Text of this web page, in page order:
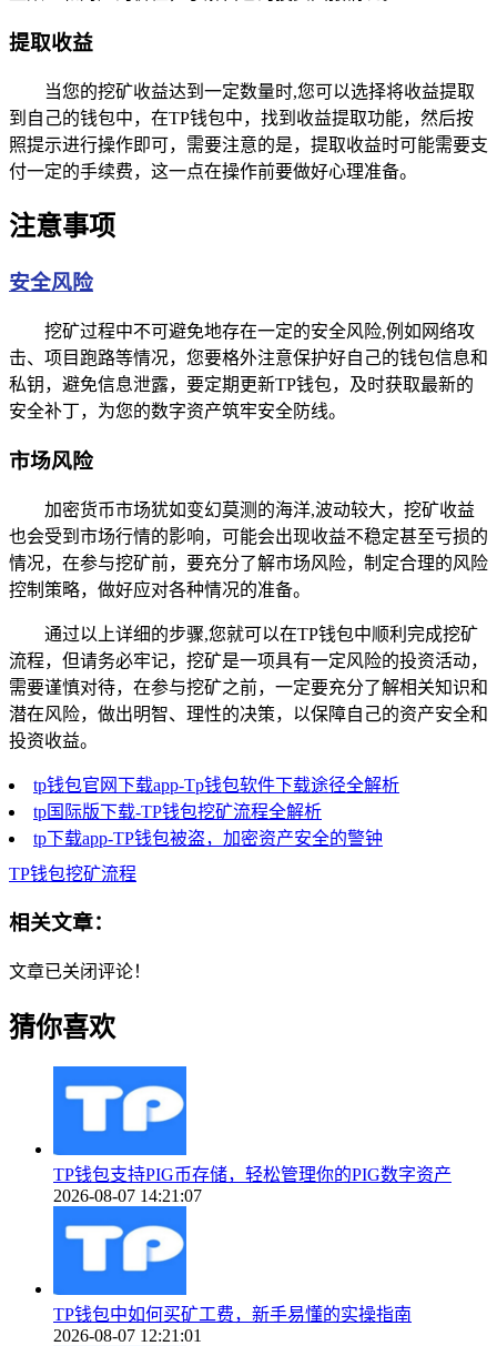
提取收益
当您的挖矿收益达到一定数量时,您可以选择将收益提取
到自己的钱包中，在TP钱包中，找到收益提取功能，然后按
照提示进行操作即可，需要注意的是，提取收益时可能需要支
付一定的手续费，这一点在操作前要做好心理准备。
注意事项
安全风险
挖矿过程中不可避免地存在一定的安全风险,例如网络攻
击、项目跑路等情况，您要格外注意保护好自己的钱包信息和
私钥，避免信息泄露，要定期更新TP钱包，及时获取最新的
安全补丁，为您的数字资产筑牢安全防线。
市场风险
加密货币市场犹如变幻莫测的海洋,波动较大，挖矿收益
也会受到市场行情的影响，可能会出现收益不稳定甚至亏损的
情况，在参与挖矿前，要充分了解市场风险，制定合理的风险
控制策略，做好应对各种情况的准备。
通过以上详细的步骤,您就可以在TP钱包中顺利完成挖矿
流程，但请务必牢记，挖矿是一项具有一定风险的投资活动，
需要谨慎对待，在参与挖矿之前，一定要充分了解相关知识和
潜在风险，做出明智、理性的决策，以保障自己的资产安全和
投资收益。
tp钱包官网下载app-Tp钱包软件下载途径全解析
tp国际版下载-TP钱包挖矿流程全解析
tp下载app-TP钱包被盗，加密资产安全的警钟
TP钱包挖矿流程
相关文章：
文章已关闭评论！
猜你喜欢
TP钱包支持PIG币存储，轻松管理你的PIG数字资产
2026-08-07 14:21:07
TP钱包中如何买矿工费，新手易懂的实操指南
2026-08-07 12:21:01